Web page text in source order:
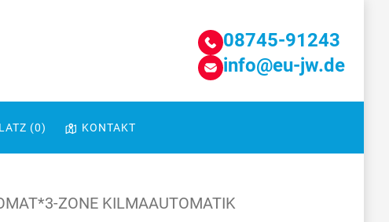
08745-91243
info@eu-jw.de
(0) KONTAKT
ZONE KILMAAUTOMATIK